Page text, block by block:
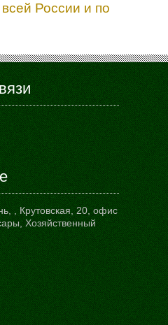
России и по
,Крутовская, 20, офис
Хозяйственный